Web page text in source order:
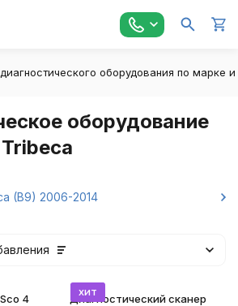
оборудования по марке
оборудование
(B9) 2006-2014
4
хит
Диагностический сканер